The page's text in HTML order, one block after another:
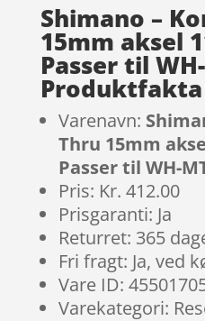
Shimano –
15mm aksel
Passer til
Produktfakta
Varenavn:
Thru 15mm
Passer til WH-
Pris: Kr. 412.00
Prisgaranti: Ja
Returret: 365
Fri fragt: Ja, ved
Vare ID:
Varekategori: